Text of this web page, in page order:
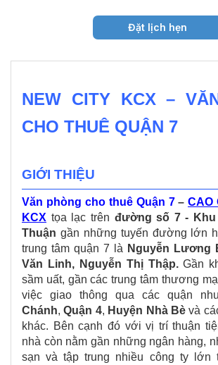
Đặt lịch hẹn
NEW CITY KCX –
CHO THUÊ QUẬN 7
GIỚI THIỆU
Văn phòng cho thuê Quận 7–CAO
KCX tọa lạc trên đường số 7 - Khu
Thuận gần những tuyến đường lớn
trung tâm quận 7 là Nguyễn Lương
Văn Linh, Nguyễn Thị Thập.Gần
sầm uất, gần các trung tâm thương
việc giao thông qua các quận
Chánh,Quận 4, Huyện Nhà Bè và
khác. Bên cạnh đó với vị trí thuận
nhà còn nằm gần những ngân hàng,
sạn và tập trung nhiều công ty lớn